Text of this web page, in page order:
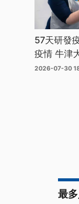
57天研發
疫情 牛津
2026-07-30
最